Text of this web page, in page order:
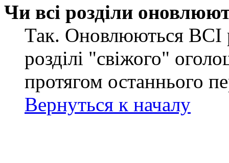
Чи всі розділи
Так. Оновлюються ВСІ
розділі "свіжого"
протягом останнього
Вернуться к началу